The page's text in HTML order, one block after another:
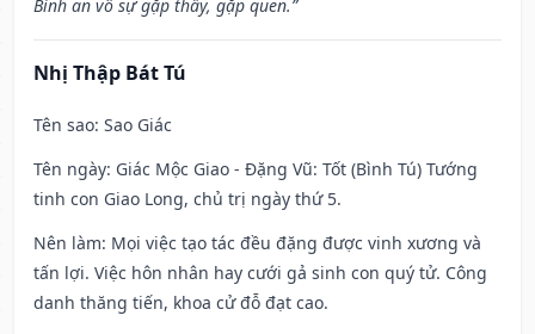
Bình an vô sự gặp thầy, gặp quen.”
Nhị Thập Bát Tú
Tên sao: Sao Giác
Tên ngày: Giác Mộc Giao - Đặng Vũ: Tốt (Bình Tú) Tướng
tinh con Giao Long, chủ trị ngày thứ 5.
Nên làm: Mọi việc tạo tác đều đặng được vinh xương và
tấn lợi. Việc hôn nhân hay cưới gả sinh con quý tử. Công
danh thăng tiến, khoa cử đỗ đạt cao.